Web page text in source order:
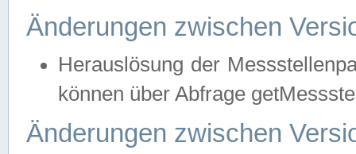
Änderungen zwischen
Herauslösung der
können über Abfrage
Änderungen zwischen